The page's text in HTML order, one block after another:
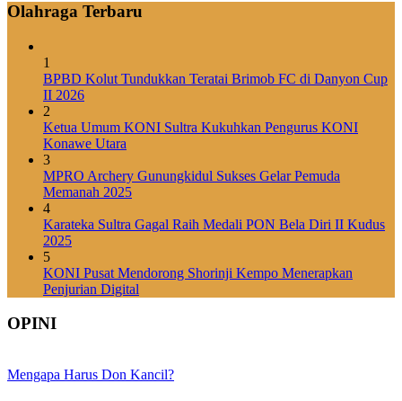
Olahraga Terbaru
1
BPBD Kolut Tundukkan Teratai Brimob FC di Danyon Cup
II 2026
2
Ketua Umum KONI Sultra Kukuhkan Pengurus KONI
Konawe Utara
3
MPRO Archery Gunungkidul Sukses Gelar Pemuda
Memanah 2025
4
Karateka Sultra Gagal Raih Medali PON Bela Diri II Kudus
2025
5
KONI Pusat Mendorong Shorinji Kempo Menerapkan
Penjurian Digital
OPINI
Mengapa Harus Don Kancil?